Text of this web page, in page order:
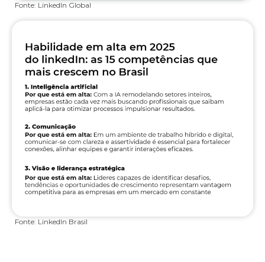
Fonte: LinkedIn Global
Fonte: LinkedIn Brasil